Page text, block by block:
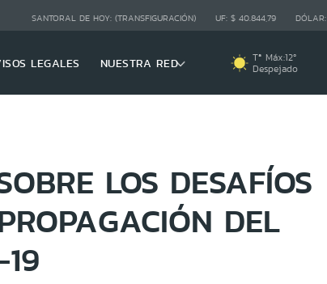
SANTORAL DE HOY: (TRANSFIGURACIÓN) UF: $ 40.844,79 DÓLAR:
LEGALES NUESTRA RED Tª Máx:12º
Despejado
LOS DESAFÍOS
DEL